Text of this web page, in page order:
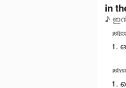
in
♪